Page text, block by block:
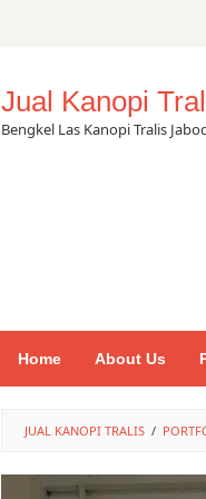
Jual Kanopi
Bengkel Las Kanopi Tralis
Home About Us
JUAL KANOPI TRALIS /